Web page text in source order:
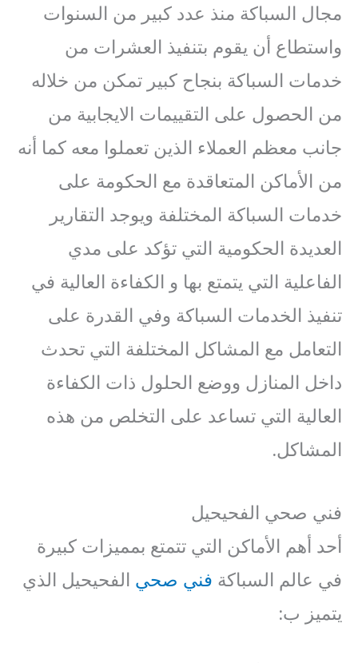
مجال السباكة منذ عدد كبير من السنوات
واستطاع أن يقوم بتنفيذ العشرات من
خدمات السباكة بنجاح كبير تمكن من خلاله
من الحصول على التقييمات الايجابية من
جانب معظم العملاء الذين تعملوا معه كما أنه
من الأماكن المتعاقدة مع الحكومة على
خدمات السباكة المختلفة ويوجد التقارير
العديدة الحكومية التي تؤكد على مدي
الفاعلية التي يتمتع بها و الكفاءة العالية في
تنفيذ الخدمات السباكة وفي القدرة على
التعامل مع المشاكل المختلفة التي تحدث
داخل المنازل ووضع الحلول ذات الكفاءة
العالية التي تساعد على التخلص من هذه
المشاكل.
فني صحي الفحيحيل
أحد أهم الأماكن التي تتمتع بمميزات كبيرة
في عالم السباكة فني صحي الفحيحيل الذي
يتميز ب: